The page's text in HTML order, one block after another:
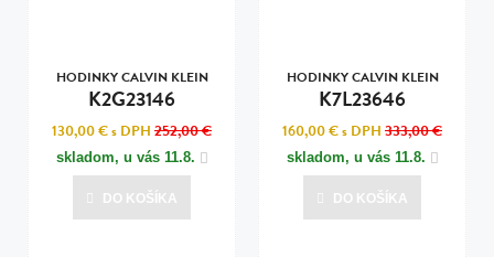
HODINKY CALVIN KLEIN
K2G23146
130,00 €s DPH 252,00 €
skladom, u vás 11.8.
DO KOŠÍKA
HODINKY CALVIN KLEIN
K7L23646
160,00 €s DPH 333,00 €
skladom, u vás 11.8.
DO KOŠÍKA